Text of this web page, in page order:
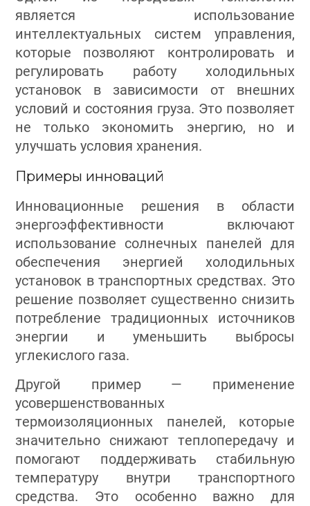
является использование
интеллектуальных систем управления,
которые позволяют контролировать и
регулировать работу холодильных
установок в зависимости от внешних
условий и состояния груза. Это позволяет
не только экономить энергию, но и
улучшать условия хранения.
Примеры инноваций
Инновационные решения в области
энергоэффективности включают
использование солнечных панелей для
обеспечения энергией холодильных
установок в транспортных средствах. Это
решение позволяет существенно снизить
потребление традиционных источников
энергии и уменьшить выбросы
углекислого газа.
Другой пример — применение
усовершенствованных
термоизоляционных панелей, которые
значительно снижают теплопередачу и
помогают поддерживать стабильную
температуру внутри транспортного
средства. Это особенно важно для